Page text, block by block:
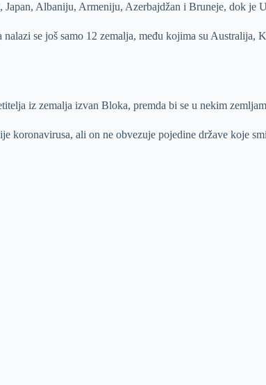
Albaniju, Armeniju, Azerbajdžan i Bruneje, dok je
se još samo 12 zemalja, među kojima su Australija,
iz zemalja izvan Bloka, premda bi se u nekim
ali on ne obvezuje pojedine države koje